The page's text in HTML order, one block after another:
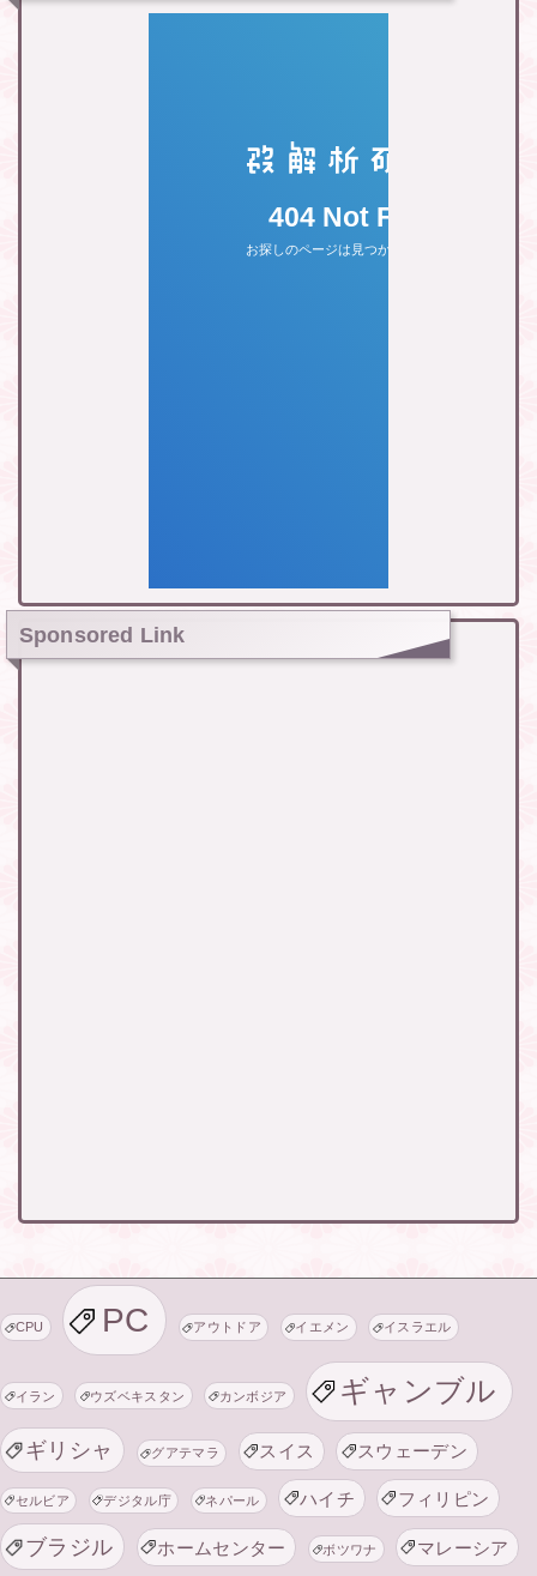
Sponsored Link
CPU PC アウトドア イエメン イスラエル
イラン ウズベキスタン カンボジア ギャンブル
ギリシャ グアテマラ スイス スウェーデン
セルビア デジタル庁 ネパール ハイチ フィリピン
ブラジル ホームセンター ボツワナ マレーシア